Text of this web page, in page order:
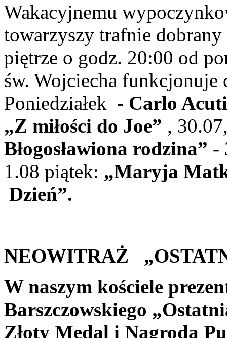
Wakacyjnemu
towarzyszy trafnie
piętrze o godz. 20:00 od
św. Wojciecha
Poniedziałek - Carlo
„Z miłości do Joe” ,
Błogosławiona rodzina” -
1.08 piątek: „Maryja
Dzień”.
NEOWITRAŻ
W naszym kościele
Barszczowskiego
Złoty Medal i Nagroda